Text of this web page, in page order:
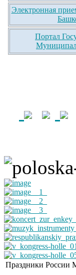
Электронная
Портал
Праздники России